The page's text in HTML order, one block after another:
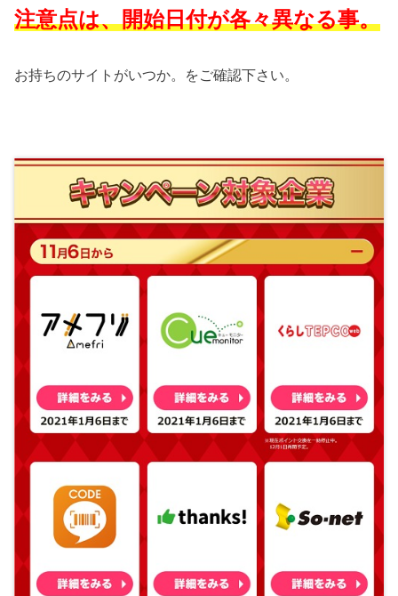
注意点は、開始日付が各々異なる事。
お持ちのサイトがいつか。をご確認下さい。